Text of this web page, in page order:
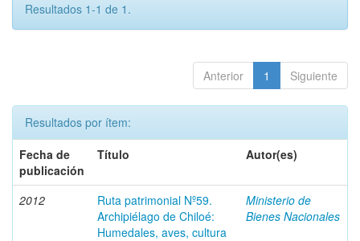
Resultados 1-1 de 1.
Anterior 1 Siguiente
Resultados por ítem:
Fecha de
publicación
Título Autor(es)
2012
Ruta patrimonial Nº59.
Archipiélago de Chiloé:
Humedales, aves, cultura
Ministerio de
Bienes Nacionales